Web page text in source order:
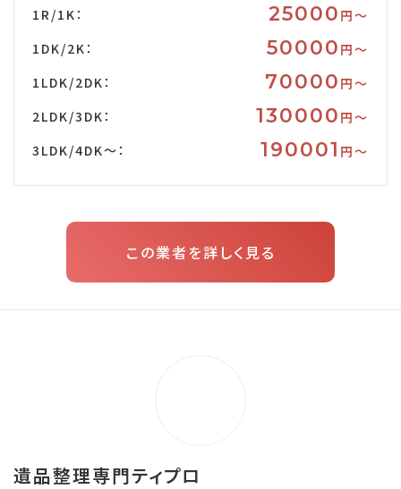
1R/1K： 25000 円〜
1DK/2K：
50000 円〜
1LDK/2DK：
70000 円〜
2LDK/3DK：
130000 円〜
3LDK/4DK～：
190001 円〜
この業者を詳しく見る
遺品整理専門ティプロ